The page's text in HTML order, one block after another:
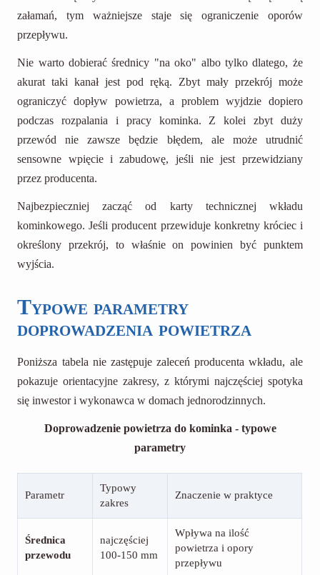
załamań, tym ważniejsze staje się ograniczenie oporów
przepływu.
Nie warto dobierać średnicy "na oko" albo tylko dlatego, że
akurat taki kanał jest pod ręką. Zbyt mały przekrój może
ograniczyć dopływ powietrza, a problem wyjdzie dopiero
podczas rozpalania i pracy kominka. Z kolei zbyt duży
przewód nie zawsze będzie błędem, ale może utrudnić
sensowne wpięcie i zabudowę, jeśli nie jest przewidziany
przez producenta.
Najbezpieczniej zacząć od karty technicznej wkładu
kominkowego. Jeśli producent przewiduje konkretny króciec i
określony przekrój, to właśnie on powinien być punktem
wyjścia.
Typowe parametry
doprowadzenia powietrza
Poniższa tabela nie zastępuje zaleceń producenta wkładu, ale
pokazuje orientacyjne zakresy, z którymi najczęściej spotyka
się inwestor i wykonawca w domach jednorodzinnych.
Doprowadzenie powietrza do kominka - typowe
parametry
Parametr
Typowy
zakres
Znaczenie w praktyce
Średnica
przewodu
najczęściej
100-150 mm
Wpływa na ilość
powietrza i opory
przepływu